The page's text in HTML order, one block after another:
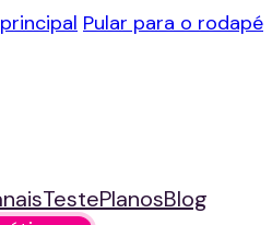
Pular para o rodapé
TestePlanosBlog